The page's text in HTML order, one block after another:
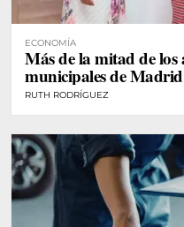
ECONOMÍA
Más de la mitad de los
municipales de
RUTH RODRÍGUEZ